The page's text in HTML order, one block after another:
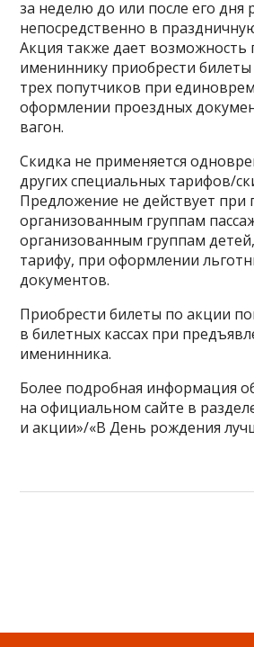
за неделю до или после его дня
непосредственно в
Акция также дает возможность
имениннику приобрести билеты
трех попутчиков при
оформлении проездных
вагон.
Скидка не применяется
других специальных тарифов/
Предложение не действует при
организованным группам
организованным группам
тарифу, при оформлении
документов.
Приобрести билеты по акции
в билетных кассах при
именинника.
Более подробная информация
на официальном сайте в
и акции»/«В День рождения